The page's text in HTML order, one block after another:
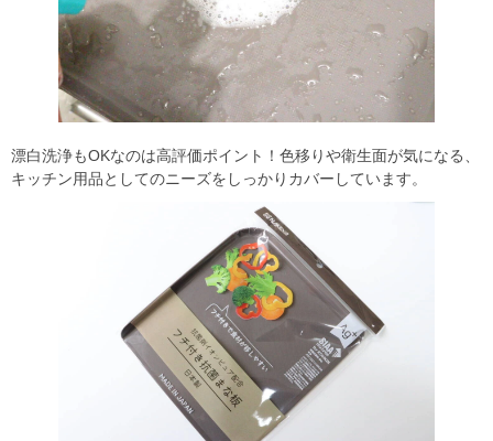
漂白洗浄もOKなのは高評価ポイント！色移りや衛生面が気になる、
キッチン用品としてのニーズをしっかりカバーしています。